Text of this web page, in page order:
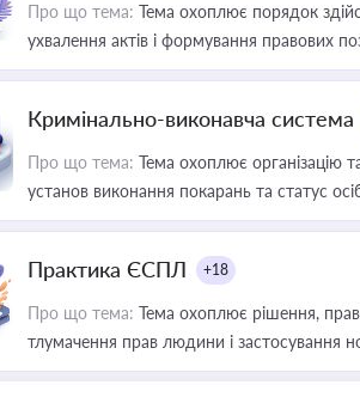
Про що тема: Тема охоплює порядок
ухвалення актів і формування правових
Кримінально-виконавча система
Про що тема: Тема охоплює організацію
установ виконання покарань та статус
Практика ЄСПЛ +18
Про що тема: Тема охоплює рішення,
тлумачення прав людини і застосування